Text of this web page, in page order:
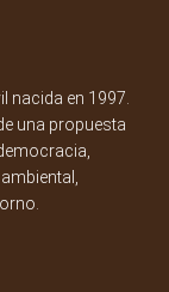
nacida en 1997.
una propuesta